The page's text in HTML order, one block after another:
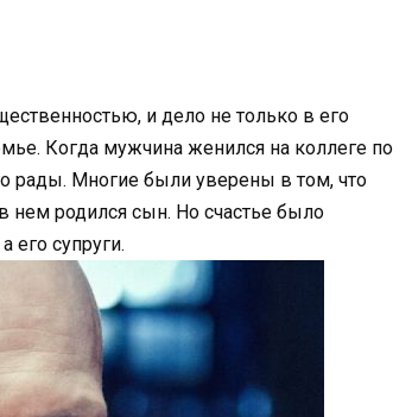
и дело не только в его
Когда мужчина женился на коллеге по
рады. Многие были уверены в том, что
нем родился сын. Но счастье было
его супруги.